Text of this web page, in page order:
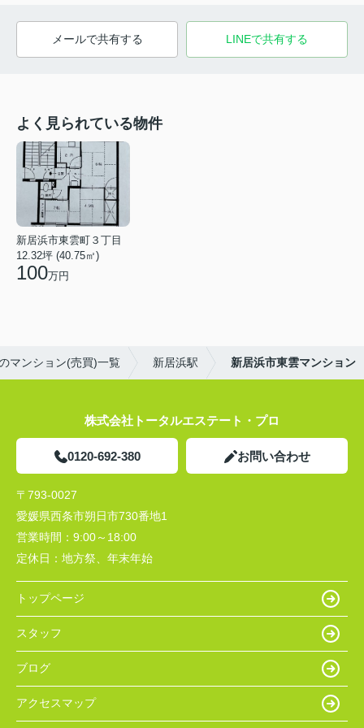
メールで共有する LINEで共有する
よく見られている物件
新居浜市東雲町３丁目
12.32坪 (40.75㎡)
100万円
マンション(売買)一覧 新居浜駅 新居浜市東雲マンション
株式会社トータルエステート・プロ
0120-692-380 お問い合わせ
〒793-0027
愛媛県西条市朔日市730番地1
営業時間： 9:00～18:00
定休日： 地方祭、年末年始
トップページ
スタッフ
ブログ
アクセスマップ